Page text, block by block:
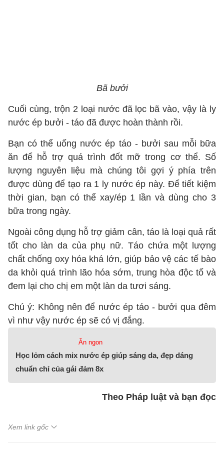
Bã bưởi
Cuối cùng, trộn 2 loại nước đã lọc bã vào, vậy là ly
nước ép bưởi - táo đã được hoàn thành rồi.
Bạn có thể uống nước ép táo - bưởi sau mỗi bữa
ăn để hỗ trợ quá trình đốt mỡ trong cơ thể. Số
lượng nguyên liệu mà chúng tôi gợi ý phía trên
được dùng để tạo ra 1 ly nước ép này. Để tiết kiệm
thời gian, bạn có thể xay/ép 1 lần và dùng cho 3
bữa trong ngày.
Ngoài công dụng hỗ trợ giảm cân, táo là loại quả rất
tốt cho làn da của phụ nữ. Táo chứa một lượng
chất chống oxy hóa khá lớn, giúp bảo vệ các tế bào
da khỏi quá trình lão hóa sớm, trung hòa độc tố và
đem lại cho chị em một làn da tươi sáng.
Chú ý: Không nên để nước ép táo - bưởi qua đêm
vì như vậy nước ép sẽ có vị đắng.
Ăn ngon
Học lỏm cách mix nước ép giúp sáng da, đẹp dáng
chuẩn chỉ của gái đảm 8x
Theo Pháp luật và bạn đọc
Xem link gốc